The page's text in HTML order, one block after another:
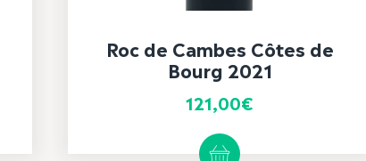
Roc de Cambes Côtes de
Bourg 2021
121,00€